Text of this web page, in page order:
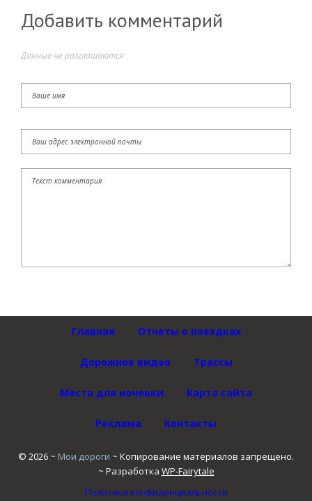
Добавить комментарий
Данные не разглашаются
Главная Отчеты о поездках
Дорожное видео Трассы
Места для ночевки Карта сайта
Реклама Контакты
© 2026 ~ Мои дороги ~ Копирование материалов запрещено.
~ Разработка WP-Fairytale
Политика конфиденциальности